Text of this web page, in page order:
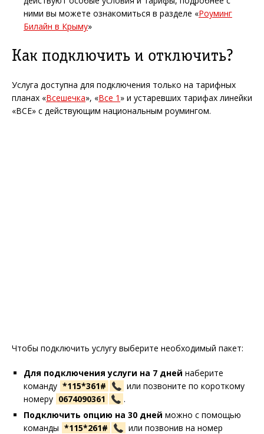
ними вы можете ознакомиться в разделе «Роуминг
Билайн в Крыму»
Как подключить и отключить?
Услуга доступна для подключения только на тарифных
планах «Всешечка», «Все 1 » и устаревших тарифах линейки
«ВСЕ» с действующим национальным роумингом.
Чтобы подключить услугу выберите необходимый пакет:
Для подключения услуги на 7 дней наберите
команду *115*361#
или позвоните по короткому
номеру 0674090361
.
Подключить опцию на 30 дней можно с помощью
команды *115*261#
или позвонив на номер